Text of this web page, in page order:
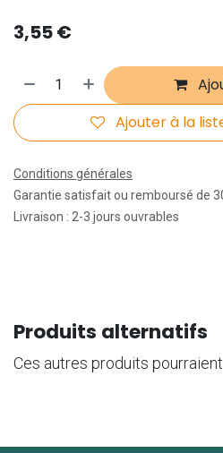
3,55€
Ajouter à la
Conditions générales
Garantie satisfait ou remboursé de
Livraison : 2-3 jours ouvrables
Produits alternatifs
Ces autres produits